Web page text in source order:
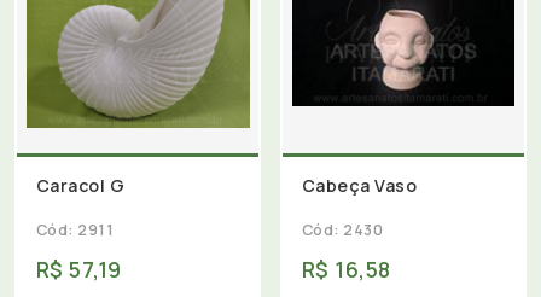
Caracol G
Cód: 2911
R$ 57,19
Cabeça Vaso
Cód: 2430
R$ 16,58